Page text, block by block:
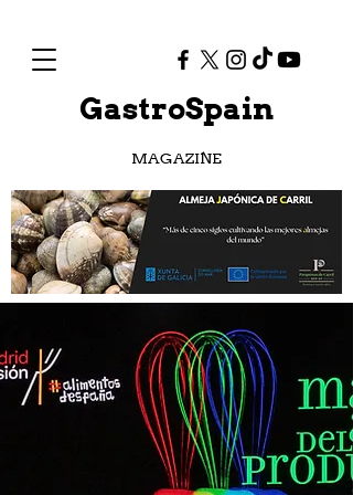
GastroSpain
MAGAZINE